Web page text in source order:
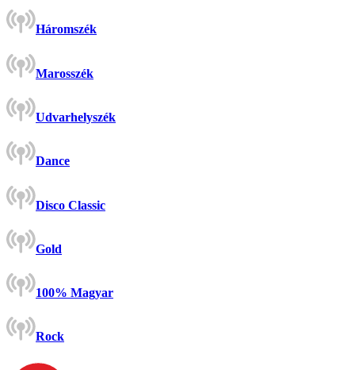
Háromszék
Marosszék
Udvarhelyszék
Dance
Disco Classic
Gold
100% Magyar
Rock